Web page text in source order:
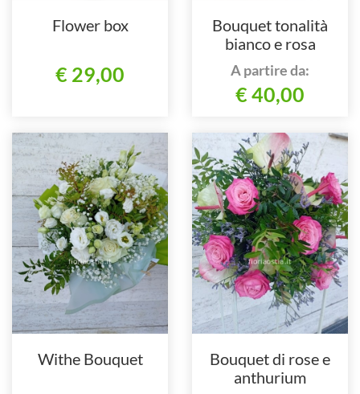
Flower box
€ 29,00
Bouquet tonalità
bianco e rosa
A partire da:
€ 40,00
Withe Bouquet
Bouquet di rose e
anthurium